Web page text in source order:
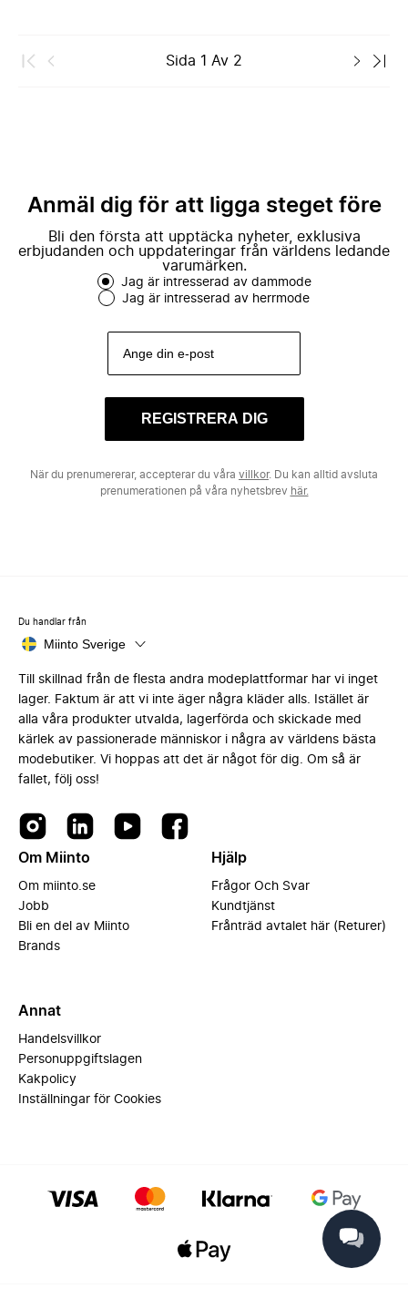
Sida 1 Av 2
Anmäl dig för att ligga steget före
Bli den första att upptäcka nyheter, exklusiva
erbjudanden och uppdateringar från världens ledande
varumärken.
Jag är intresserad av dammode
Jag är intresserad av herrmode
REGISTRERA DIG
När du prenumererar, accepterar du våra villkor. Du kan alltid avsluta
prenumerationen på våra nyhetsbrev här.
Du handlar från
Miinto Sverige
Till skillnad från de flesta andra modeplattformar har vi inget
lager. Faktum är att vi inte äger några kläder alls. Istället är
alla våra produkter utvalda, lagerförda och skickade med
kärlek av passionerade människor i några av världens bästa
modebutiker. Vi hoppas att det är något för dig. Om så är
fallet, följ oss!
Om Miinto
Om miinto.se
Jobb
Bli en del av Miinto
Brands
Hjälp
Frågor Och Svar
Kundtjänst
Frånträd avtalet här (Returer)
Annat
Handelsvillkor
Personuppgiftslagen
Kakpolicy
Inställningar för Cookies